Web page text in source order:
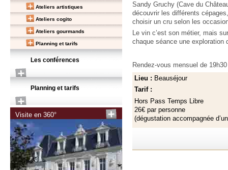
Ateliers artistiques
Ateliers cogito
Ateliers gourmands
Planning et tarifs
Les conférences
Planning et tarifs
Visite en 360°
Sandy Gruchy (Cave du
découvrir les différents
choisir un cru selon les
Le vin c’est son métier, mais
chaque séance une exploration
Rendez-vous mensuel de
Lieu : Beauséjour
Tarif :
Hors Pass Temps Libre
26€ par personne
(dégustation accompagnée